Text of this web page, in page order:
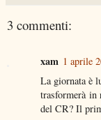
3 commenti:
xam 1 aprile
La giornata è
trasformerà in
del CR? Il